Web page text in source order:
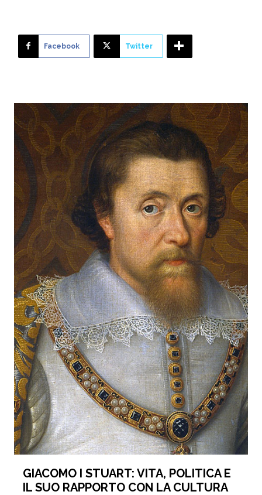
Facebook Twitter
GIACOMO I STUART: VITA, POLITICA E
IL SUO RAPPORTO CON LA CULTURA